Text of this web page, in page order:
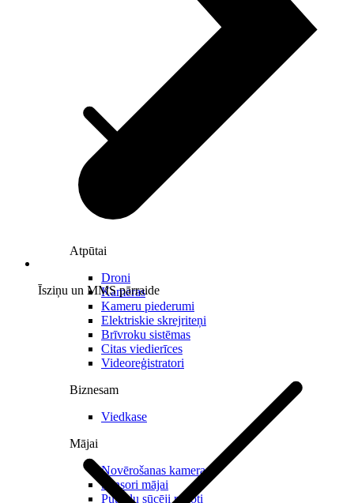
Atpūtai
Droni
Kameras
Kameru piederumi
Elektriskie skrejriteņi
Brīvroku sistēmas
Citas viedierīces
Videoreģistratori
Biznesam
Viedkase
Mājai
Novērošanas kameras
Sensori mājai
Putekļu sūcēji roboti
Īsziņu un MMS pārraide